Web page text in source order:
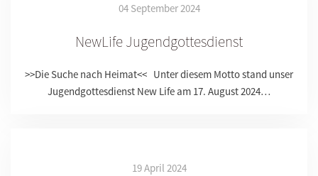
04 September 2024
NewLife Jugendgottesdienst
>>Die Suche nach Heimat<< Unter diesem Motto stand unser
Jugendgottesdienst New Life am 17. August 2024…
19 April 2024